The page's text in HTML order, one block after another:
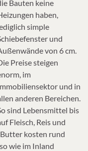
Bauten keine
haben,
simple
und
von 6 cm.
Preise steigen
im
und in
anderen Bereichen.
sind Lebensmittel bis
Fleisch, Reis und
kosten rund
wie im Inland